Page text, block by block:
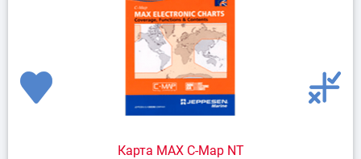
Карта MAX C-Map NT